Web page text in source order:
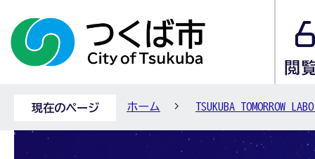
現在のページ ホーム TSUKUBA TOMORROW